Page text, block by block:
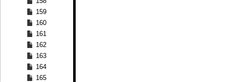
159
160
161
162
163
164
165